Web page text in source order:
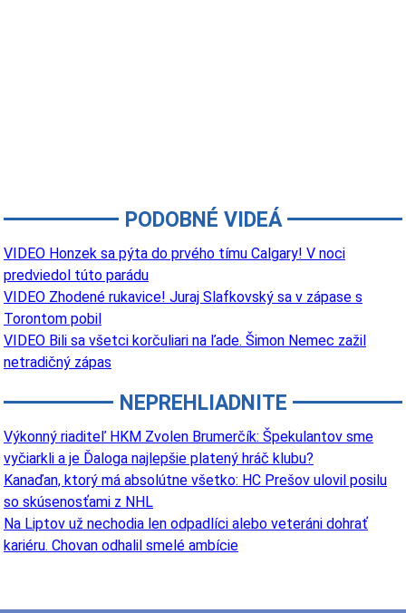
PODOBNÉ VIDEÁ
VIDEO Honzek sa pýta do prvého tímu Calgary! V noci
predviedol túto parádu
VIDEO Zhodené rukavice! Juraj Slafkovský sa v zápase s
Torontom pobil
VIDEO Bili sa všetci korčuliari na ľade. Šimon Nemec zažil
netradičný zápas
NEPREHLIADNITE
Výkonný riaditeľ HKM Zvolen Brumerčík: Špekulantov sme
vyčiarkli a je Ďaloga najlepšie platený hráč klubu?
Kanaďan, ktorý má absolútne všetko: HC Prešov ulovil posilu
so skúsenosťami z NHL
Na Liptov už nechodia len odpadlíci alebo veteráni dohrať
kariéru. Chovan odhalil smelé ambície